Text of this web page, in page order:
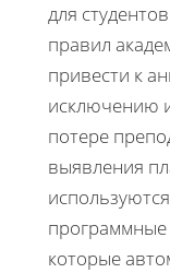
для
правил
привести к
исключению
потере
выявления
программные
которые